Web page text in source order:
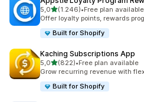
5,0stelle su 5
(1.246)
1246 recensioni totali
•Free plan available
Offer loyalty points, rewards
Built for Shopify
Kaching Subscriptions App
5,0stelle su 5
(822)
822 recensioni totali
•Free plan available
Grow recurring revenue with
Built for Shopify